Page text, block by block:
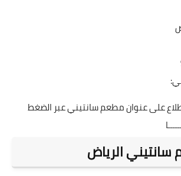
على عنوان مطعم سانتيني عبر الضغط
الرياض